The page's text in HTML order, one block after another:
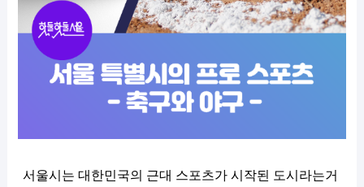
서울시는 대한민국의 근대 스포츠가 시작된 도시라는거